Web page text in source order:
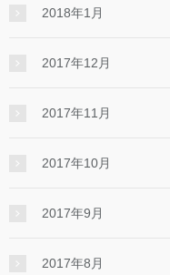
2018年1月
2017年12月
2017年11月
2017年10月
2017年9月
2017年8月